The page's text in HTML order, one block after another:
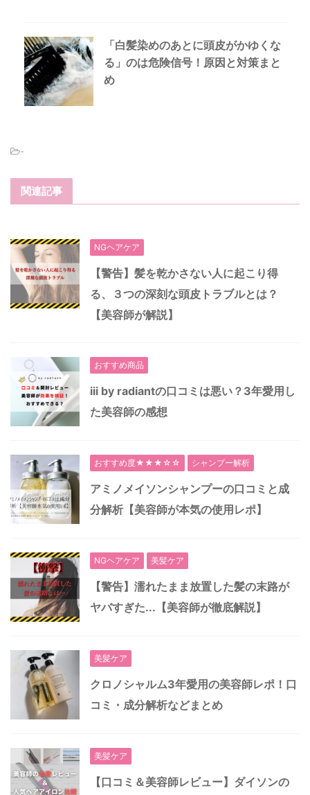
「白髪染めのあとに頭皮がかゆくな
る」のは危険信号！原因と対策まと
め
-
関連記事
NGヘアケア
【警告】髪を乾かさない人に起こり得
る、３つの深刻な頭皮トラブルとは？
【美容師が解説】
おすすめ商品
iii by radiantの口コミは悪い？3年愛用し
た美容師の感想
おすすめ度★★★☆☆ シャンプー解析
アミノメイソンシャンプーの口コミと成
分解析【美容師が本気の使用レポ】
NGヘアケア 美髪ケア
【警告】濡れたまま放置した髪の末路が
ヤバすぎた...【美容師が徹底解説】
美髪ケア
クロノシャルム3年愛用の美容師レポ！口
コミ・成分解析などまとめ
美髪ケア
【口コミ＆美容師レビュー】ダイソンの